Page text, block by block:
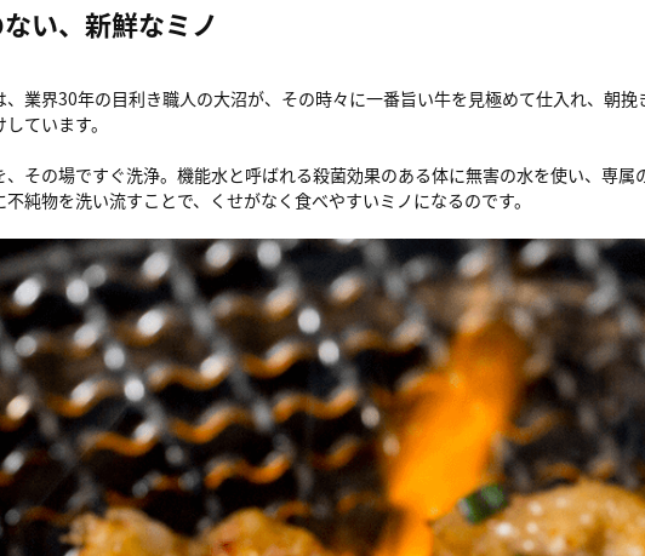
い、新鮮なミノ
、業界30年の目利き職人の大沼が、その時々に一番旨い牛を見極めて仕入れ、朝
ています。
その場ですぐ洗浄。機能水と呼ばれる殺菌効果のある体に無害の水を使い、専属
純物を洗い流すことで、くせがなく食べやすいミノになるのです。